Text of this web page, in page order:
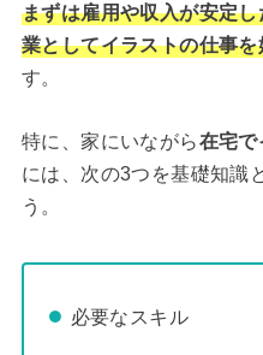
まずは雇用や収入が安定
業としてイラストの仕事
す。
特に、家にいながら在宅で
には、次の3つを基礎知識
う。
必要なスキル